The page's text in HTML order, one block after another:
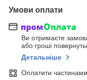
Умови оплати
Ви отримаєте
або гроші
Детальніше
Оплатити частинами